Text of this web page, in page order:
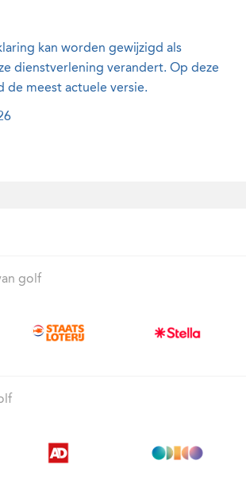
kan worden gewijzigd als
dienstverlening verandert. Op deze
de meest actuele versie.
golf